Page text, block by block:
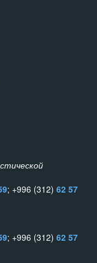
; +996 (312) 62 57
; +996 (312) 62 57